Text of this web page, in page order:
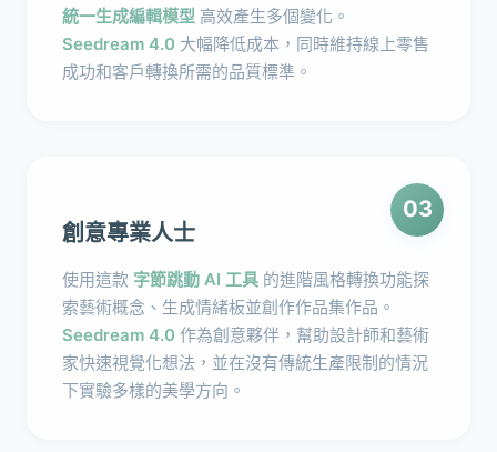
統一生成編輯模型 高效產生多個變化。
Seedream 4.0 大幅降低成本，同時維持線上零售
成功和客戶轉換所需的品質標準。
03
創意專業人士
使用這款 字節跳動 AI 工具 的進階風格轉換功能探
索藝術概念、生成情緒板並創作作品集作品。
Seedream 4.0 作為創意夥伴，幫助設計師和藝術
家快速視覺化想法，並在沒有傳統生產限制的情況
下實驗多樣的美學方向。